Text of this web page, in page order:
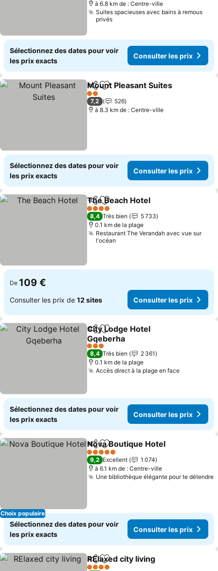
à 6.8 km de : Centre-ville
Suites spacieuses avec bains à remous
privés
Sélectionnez des dates pour voir
les prix exacts
Consulter les prix
PartagerAjouter à mes favoris
Mount Pleasant Suites
2 Étoiles
7,2
526
à 8.3 km de : Centre-ville
Sélectionnez des dates pour voir
les prix exacts
Consulter les prix
PartagerAjouter à mes favoris
The Beach Hotel
4 Étoiles
8,4 Très bien
5 733
0.1 km de la plage
Restaurant The Verandah avec vue sur
l'océan
De 109 €
Consulter les prix de 12 sites Consulter les prix
PartagerAjouter à mes favoris
City Lodge Hotel
Gqeberha
Consulter les prix
3 Étoiles
8,4 Très bien
2 361
0.1 km de la plage
Accès direct à la plage en faceConsulter
Sélectionnez des dates pour voir
les prix exacts
Consulter les prix
Choix populaire
PartagerAjouter à mes favoris
Nova Boutique Hotel
5 Étoiles
9,2 Excellent
1 074
à 6.1 km de : Centre-ville
Une bibliothèque élégante pour te détendre
Sélectionnez des dates pour voir
les prix exacts
Consulter les prix
PartagerAjouter à mes favoris
RElaxed city living